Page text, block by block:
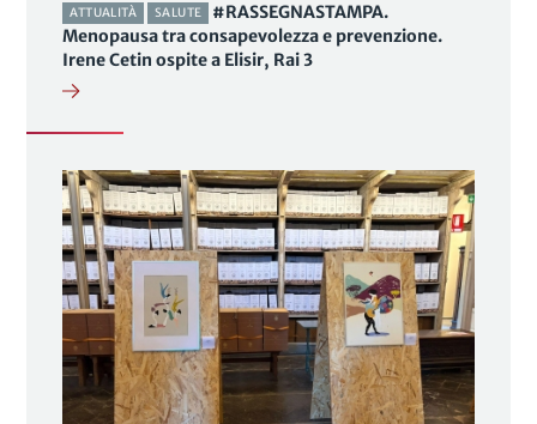
ATTUALITÀ SALUTE
#RASSEGNASTAMPA.
Menopausa tra consapevolezza e prevenzione.
Irene Cetin ospite a Elisir, Rai 3